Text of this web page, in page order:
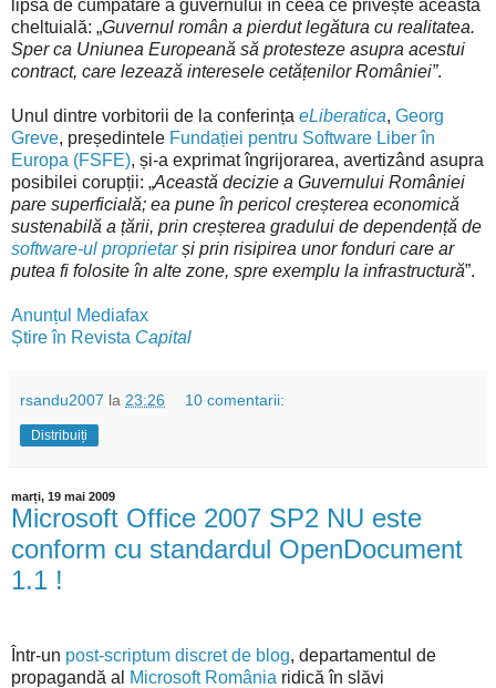
lipsa de cumpătare a guvernului în ceea ce privește această
cheltuială: „Guvernul român a pierdut legătura cu realitatea.
Sper ca Uniunea Europeană să protesteze asupra acestui
contract, care lezează interesele cetățenilor României”.
Unul dintre vorbitorii de la conferința eLiberatica, Georg
Greve, președintele Fundației pentru Software Liber în
Europa (FSFE), și-a exprimat îngrijorarea, avertizând asupra
posibilei corupții: „Această decizie a Guvernului României
pare superficială; ea pune în pericol creșterea economică
sustenabilă a țării, prin creșterea gradului de dependență de
software-ul proprietarși prin risipirea unor fonduri care ar
putea fi folosite în alte zone, spre exemplu la infrastructură”.
Anunțul Mediafax
Știre în Revista Capital
rsandu2007 la 23:26 10 comentarii:
Distribuiți
marți, 19 mai 2009
Microsoft Office 2007 SP2 NU este
conform cu standardul OpenDocument
1.1 !
Într-un post-scriptum discret de blog, departamentul de
propagandă al
Microsoft România ridică în slăvi